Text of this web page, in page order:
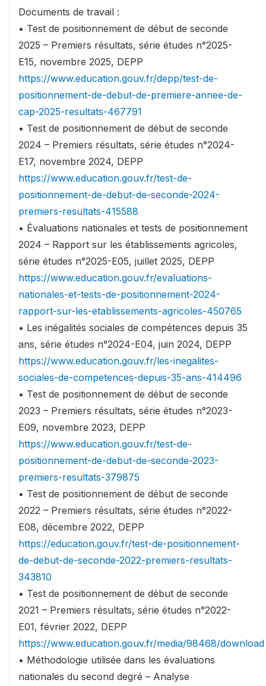
Documents de travail :
• Test de positionnement de début de seconde
2025 – Premiers résultats, série études n°2025-
E15, novembre 2025, DEPP
https://www.education.gouv.fr/depp/test-de-
positionnement-de-debut-de-premiere-annee-de-
cap-2025-resultats-467791
• Test de positionnement de début de seconde
2024 – Premiers résultats, série études n°2024-
E17, novembre 2024, DEPP
https://www.education.gouv.fr/test-de-
positionnement-de-debut-de-seconde-2024-
premiers-resultats-415588
• Évaluations nationales et tests de positionnement
2024 – Rapport sur les établissements agricoles,
série études n°2025-E05, juillet 2025, DEPP
https://www.education.gouv.fr/evaluations-
nationales-et-tests-de-positionnement-2024-
rapport-sur-les-etablissements-agricoles-450765
• Les inégalités sociales de compétences depuis 35
ans, série études n°2024-E04, juin 2024, DEPP
https://www.education.gouv.fr/les-inegalites-
sociales-de-competences-depuis-35-ans-414496
• Test de positionnement de début de seconde
2023 – Premiers résultats, série études n°2023-
E09, novembre 2023, DEPP
https://www.education.gouv.fr/test-de-
positionnement-de-debut-de-seconde-2023-
premiers-resultats-379875
• Test de positionnement de début de seconde
2022 – Premiers résultats, série études n°2022-
E08, décembre 2022, DEPP
https://education.gouv.fr/test-de-positionnement-
de-debut-de-seconde-2022-premiers-resultats-
343810
• Test de positionnement de début de seconde
2021 – Premiers résultats, série études n°2022-
E01, février 2022, DEPP
https://www.education.gouv.fr/media/98468/download
• Méthodologie utilisée dans les évaluations
nationales du second degré – Analyse